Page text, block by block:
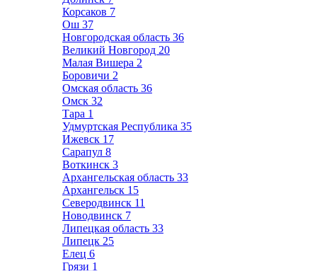
Корсаков 7
Ош 37
Новгородская область 36
Великий Новгород 20
Малая Вишера 2
Боровичи 2
Омская область 36
Омск 32
Тара 1
Удмуртская Республика 35
Ижевск 17
Сарапул 8
Воткинск 3
Архангельская область 33
Архангельск 15
Северодвинск 11
Новодвинск 7
Липецкая область 33
Липецк 25
Елец 6
Грязи 1